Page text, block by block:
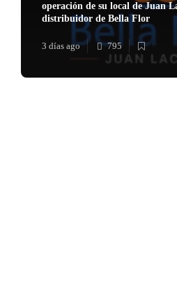
operación de su local de Juan
distribuidor de Bella Flor
3 días ago 795